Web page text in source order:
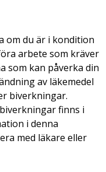
om du är i kondition
arbete som kräver
som kan påverka din
av läkemedel
biverkningar.
finns i
i denna
med läkare eller